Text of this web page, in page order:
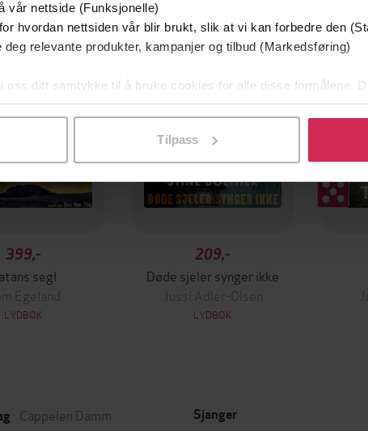
vår nettside (Funksjonelle)
hvordan nettsiden vår blir brukt, slik at vi kan forbedre den
relevante produkter, kampanjer og tilbud (Markedsføring)
oss ditt samtykke til å bruke cookies for alle disse formålene.
ved å klikke på «Tilpass». Du kan når som helst trekke
Tilpass
399,-
segl
Egeland
LYDBOK
Første gang på tilbud
209,-
Døde sjeler synger ikke
Jussi Adler-Olsen
LYDBOK
Cappelen Damm Sjanger